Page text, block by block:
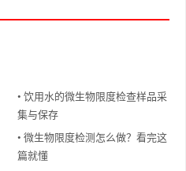
• 饮用水的微生物限度检查样品采
集与保存
• 微生物限度检测怎么做？看完这
篇就懂